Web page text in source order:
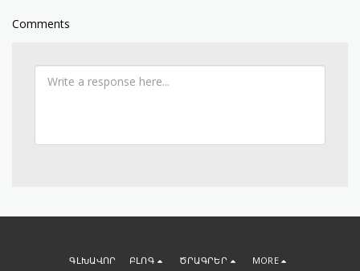
Comments
ԳԼԽԱՎՈՐ ԲԼՈԳ ԾՐԱԳՐԵՐ MORE